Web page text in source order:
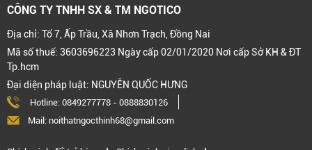
CÔNG TY TNHH SX & TM NGOTICO
Địa chỉ: Tổ 7, Ấp Trầu, Xã Nhơn Trạch, Đồng Nai
Mã số thuế: 3603696223 Ngày cấp 02/01/2020 Nơi cấp Sở KH & ĐT
Tp.hcm
Đại diện pháp luật: NGUYỄN QUỐC HƯNG
Hotline: 0849277778 - 0888830126
Mail: noithatngocthinh68@gmail.com